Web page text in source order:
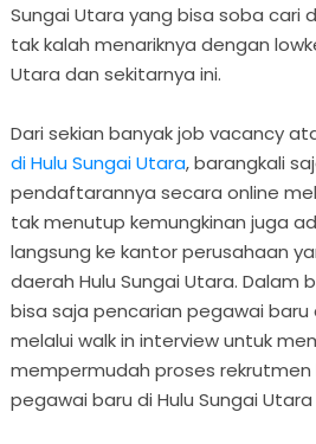
Sungai Utara yang bisa soba cari
tak kalah menariknya dengan
Utara dan sekitarnya ini.
Dari sekian banyak job vacancy
di Hulu Sungai Utara, barangkali
pendaftarannya secara online
tak menutup kemungkinan juga
langsung ke kantor perusahaan
daerah Hulu Sungai Utara. Dalam
bisa saja pencarian pegawai baru
melalui walk in interview untuk
mempermudah proses
pegawai baru di Hulu Sungai Utara